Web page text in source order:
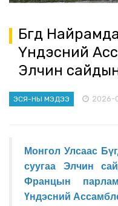
Бүгд
Үндэсний
Элчин
ЭСЯ-НЫ МЭДЭЭ 2026-
Монгол Улсаас
суугаа Элчин
Францын
Үндэсний